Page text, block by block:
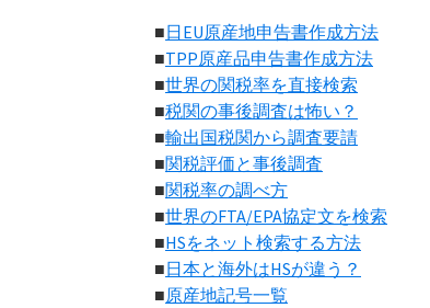
■日EU原産地申告書作成方法
■TPP原産品申告書作成方法
■世界の関税率を直接検索
■税関の事後調査は怖い？
■輸出国税関から調査要請
■関税評価と事後調査
■関税率の調べ方
■世界のFTA/EPA協定文を検索
■HSをネット検索する方法
■日本と海外はHSが違う？
■原産地記号一覧